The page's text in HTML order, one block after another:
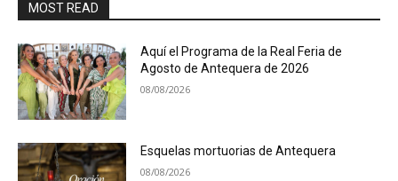
MOST READ
Aquí el Programa de la Real Feria de
Agosto de Antequera de 2026
08/08/2026
Esquelas mortuorias de Antequera
08/08/2026